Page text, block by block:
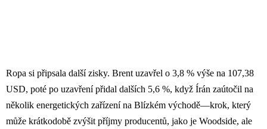
Ropa si připsala další zisky. Brent uzavřel o 3,8 % výše na 107,38
USD, poté po uzavření přidal dalších 5,6 %, když Írán zaútočil na
několik energetických zařízení na Blízkém východě—krok, který
může krátkodobě zvýšit příjmy producentů, jako je Woodside, ale